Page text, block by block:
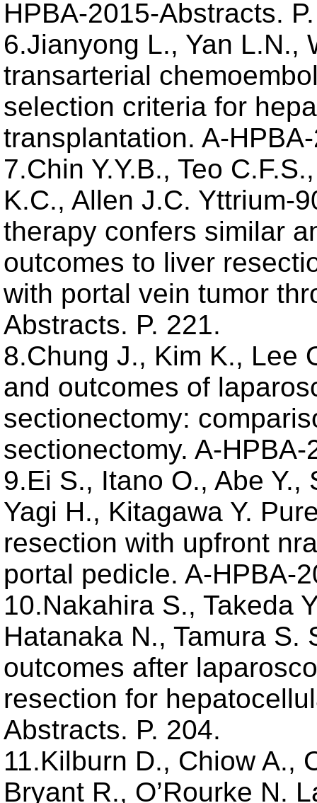
HPBA-2015-Abstracts.
6.Jianyong L., Yan L.N.,
transarterial
selection criteria for
transplantation. A-
7.Chin Y.Y.B., Teo
K.C., Allen J.C. Yttrium-
therapy confers similar
outcomes to liver
with portal vein tumor
Abstracts. P. 221.
8.Chung J., Kim K., Lee
and outcomes of
sectionectomy:
sectionectomy. A-
9.Ei S., Itano O., Abe Y.,
Yagi H., Kitagawa Y.
resection with upfront
portal pedicle. A-HPBA-
10.Nakahira S., Takeda
Hatanaka N., Tamura S.
outcomes after
resection for
Abstracts. P. 204.
11.Kilburn D., Chiow A.,
Bryant R., O’Rourke N.